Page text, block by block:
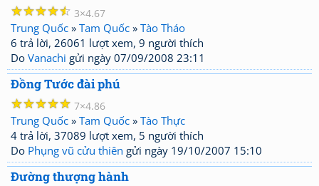
☆
☆
☆
☆
☆ 3 4.67
Trung Quốc » Tam Quốc » Tào Tháo
6 trả lời, 26061 lượt xem, 9 người thích
Do Vanachi gửi ngày 07/09/2008 23:11
Đồng Tước đài phú
☆
☆
☆
☆
☆ 7 4.86
Trung Quốc » Tam Quốc » Tào Thực
4 trả lời, 37089 lượt xem, 5 người thích
Do Phụng vũ cửu thiên gửi ngày 19/10/2007 15:10
Đường thượng hành